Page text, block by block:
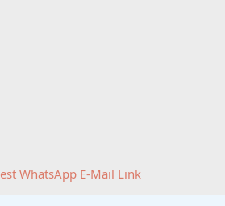
WhatsApp E-Mail Link